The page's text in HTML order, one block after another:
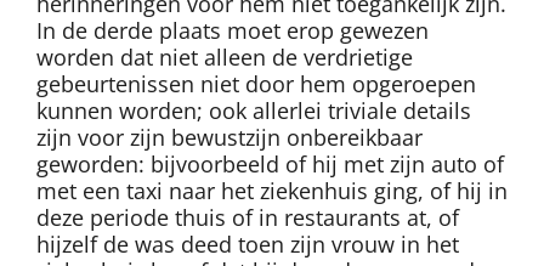
In de derde plaats moet erop gewezen
worden dat niet alleen de verdrietige
gebeurtenissen niet door hem opgeroepen
kunnen worden; ook allerlei triviale details
zijn voor zijn bewustzijn onbereikbaar
geworden: bijvoorbeeld of hij met zijn auto of
met een taxi naar het ziekenhuis ging, of hij in
deze periode thuis of in restaurants at, of
hijzelf de was deed toen zijn vrouw in het